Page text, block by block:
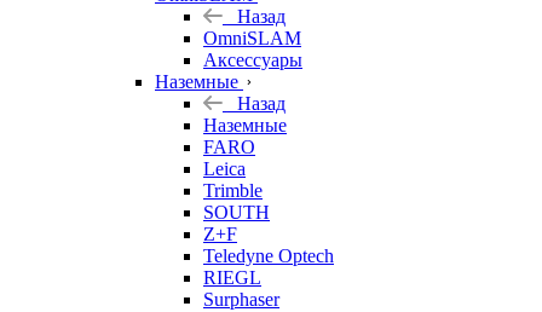
Назад
OmniSLAM
Аксессуары
Наземные
Назад
Наземные
FARO
Leica
Trimble
SOUTH
Z+F
Teledyne Optech
RIEGL
Surphaser